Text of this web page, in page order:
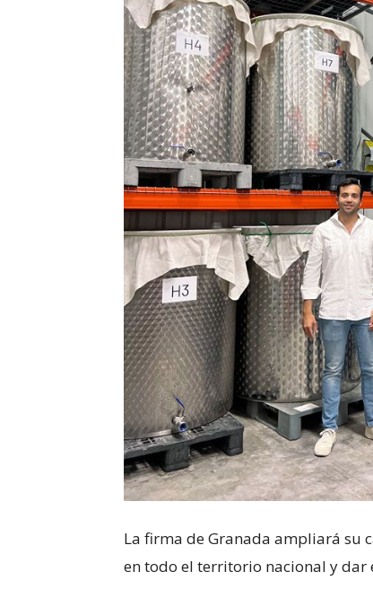
La firma de Granada ampliará su
en todo el territorio nacional y dar